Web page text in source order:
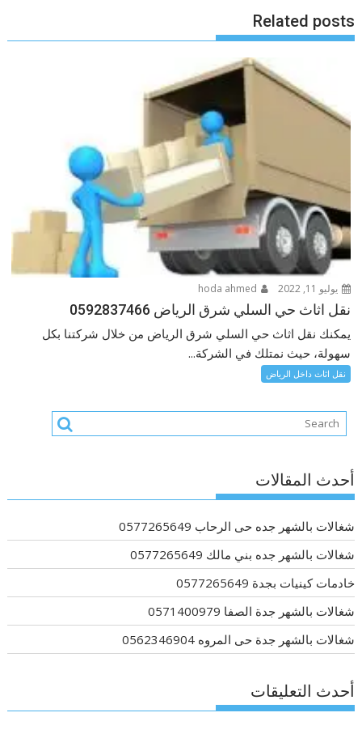
Related posts
يوليو 11, 2022
نقل اثاث حي السلي شرق الرياض 0592837466
يمكنك نقل اثاث حي السلي شرق الرياض من خلال شركتنا بكل
سهولة، حيث نمتلك في الشركة...
نقل اثاث داخل الرياض
أحدث المقالات
شغالات بالشهر جده حى الرحاب 0577265649
شغالات بالشهر جده بني مالك 0577265649
خادمات كينيات بجدة 0577265649
شغالات بالشهر جدة الصفا 0571400979
شغالات بالشهر جدة حى المروه 0562346904
أحدث التعليقات